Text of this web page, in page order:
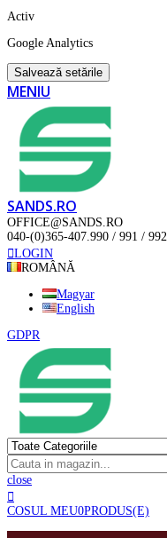
Activ
Google Analytics
Salvează setările
MENIU
SANDS.RO
OFFICE@SANDS.RO
040-(0)365-407.990 / 991 / 992
LOGIN
ROMÂNĂ
Magyar
English
GDPR
close
COSUL MEU0PRODUS(E)